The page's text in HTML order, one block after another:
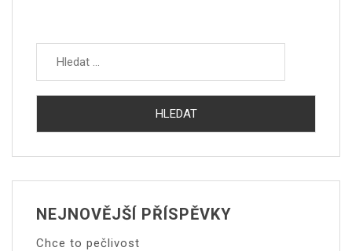
NEJNOVĚJŠÍ PŘÍSPĚVKY
Chce to pečlivost